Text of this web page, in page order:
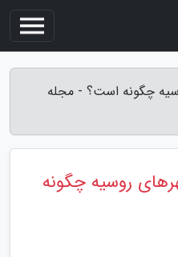
چگونه است؟ - مجله
روسیه چگونه